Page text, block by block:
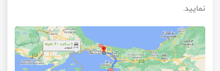
نمایید.